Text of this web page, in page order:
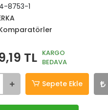
8753-1
TL KARGO
BEDAVA
Sepete Ekle